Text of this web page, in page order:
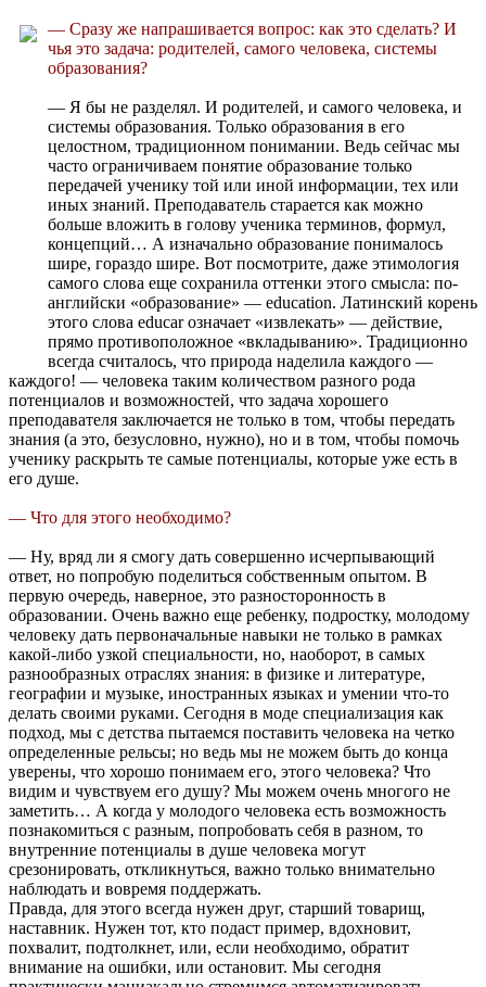
— Сразу же напрашивается вопрос: как это сделать? И
чья это задача: родителей, самого человека, системы
образования?
— Я бы не разделял. И родителей, и самого человека, и
системы образования. Только образования в его
целостном, традиционном понимании. Ведь сейчас мы
часто ограничиваем понятие образование только
передачей ученику той или иной информации, тех или
иных знаний. Преподаватель старается как можно
больше вложить в голову ученика терминов, формул,
концепций… А изначально образование понималось
шире, гораздо шире. Вот посмотрите, даже этимология
самого слова еще сохранила оттенки этого смысла: по-
английски «образование» — education. Латинский корень
этого слова educar означает «извлекать» — действие,
прямо противоположное «вкладыванию». Традиционно
всегда считалось, что природа наделила каждого —
каждого! — человека таким количеством разного рода
потенциалов и возможностей, что задача хорошего
преподавателя заключается не только в том, чтобы передать
знания (а это, безусловно, нужно), но и в том, чтобы помочь
ученику раскрыть те самые потенциалы, которые уже есть в
его душе.
— Что для этого необходимо?
— Ну, вряд ли я смогу дать совершенно исчерпывающий
ответ, но попробую поделиться собственным опытом. В
первую очередь, наверное, это разносторонность в
образовании. Очень важно еще ребенку, подростку, молодому
человеку дать первоначальные навыки не только в рамках
какой-либо узкой специальности, но, наоборот, в самых
разнообразных отраслях знания: в физике и литературе,
географии и музыке, иностранных языках и умении что-то
делать своими руками. Сегодня в моде специализация как
подход, мы с детства пытаемся поставить человека на четко
определенные рельсы; но ведь мы не можем быть до конца
уверены, что хорошо понимаем его, этого человека? Что
видим и чувствуем его душу? Мы можем очень многого не
заметить… А когда у молодого человека есть возможность
познакомиться с разным, попробовать себя в разном, то
внутренние потенциалы в душе человека могут
срезонировать, откликнуться, важно только внимательно
наблюдать и вовремя поддержать.
Правда, для этого всегда нужен друг, старший товарищ,
наставник. Нужен тот, кто подаст пример, вдохновит,
похвалит, подтолкнет, или, если необходимо, обратит
внимание на ошибки, или остановит. Мы сегодня